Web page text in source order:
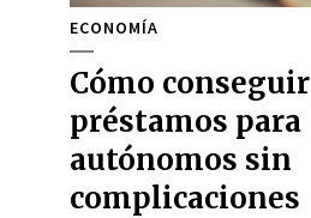
ECONOMÍA
Cómo conseguir
préstamos para
autónomos sin
complicaciones